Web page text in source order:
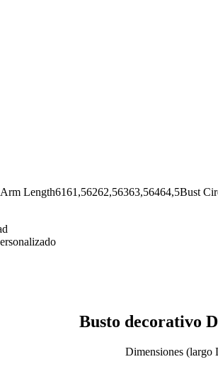
Busto decorativo
Dimensiones (largo